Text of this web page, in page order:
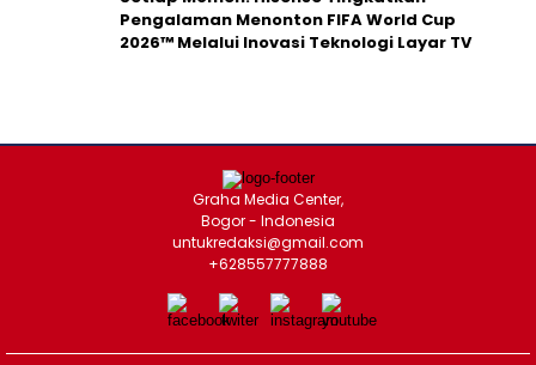
Pengalaman Menonton FIFA World Cup
2026™ Melalui Inovasi Teknologi Layar TV
Graha Media Center,
Bogor - Indonesia
untukredaksi@gmail.com
+628557777888